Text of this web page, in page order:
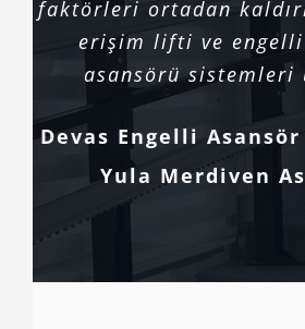
faktörleri ortadan
erişim lifti ve engelli
asansörü sistemleri
Devas Engelli
Yula Merdiven